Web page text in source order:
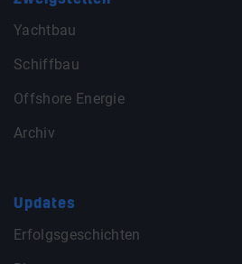
Yachtbau
Schiffbau
Offshore Energie
Archiv
Updates
Erfolgsgeschichten